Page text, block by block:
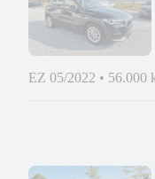
EZ 05/2022 • 56.000